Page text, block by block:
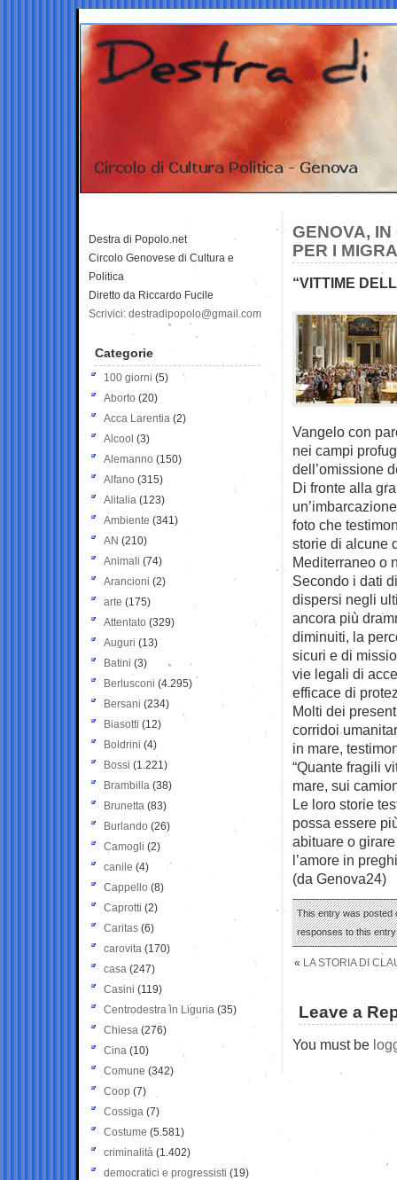
GENOVA,
PER I
“VITTIME
Vangelo con
nei campi
dell’omissione
Di fronte alla
foto che
storie di alcune
Mediterraneo o
Secondo i dati
dispersi negli
ancora più
diminuiti, la
sicuri e di
vie legali di
efficace di
Molti dei
corridoi
in mare,
“Quante fragili
mare, sui
Le loro storie
possa essere
abituare o
l’amore in
(da Genova24)
This entry was posted
responses to this
« LA STORIA DI
Leave a
You must be
Destra di Popolo.net
Circolo Genovese di Cultura e
Politica
Diretto da Riccardo Fucile
Scrivici: destradipopolo@gmail.com
Categorie
100 giorni (5)
Aborto (20)
Acca Larentia (2)
Alcool (3)
Alemanno (150)
Alfano (315)
Alitalia (123)
Ambiente (341)
AN (210)
Animali (74)
Arancioni (2)
arte (175)
Attentato (329)
Auguri (13)
Batini (3)
Berlusconi (4.295)
Bersani (234)
Biasotti (12)
Boldrini (4)
Bossi (1.221)
Brambilla (38)
Brunetta (83)
Burlando (26)
Camogli (2)
canile (4)
Cappello (8)
Caprotti (2)
Caritas (6)
carovita (170)
casa (247)
Casini (119)
Centrodestra in Liguria (35)
Chiesa (276)
Cina (10)
Comune (342)
Coop (7)
Cossiga (7)
Costume (5.581)
criminalità (1.402)
democratici e progressisti (19)